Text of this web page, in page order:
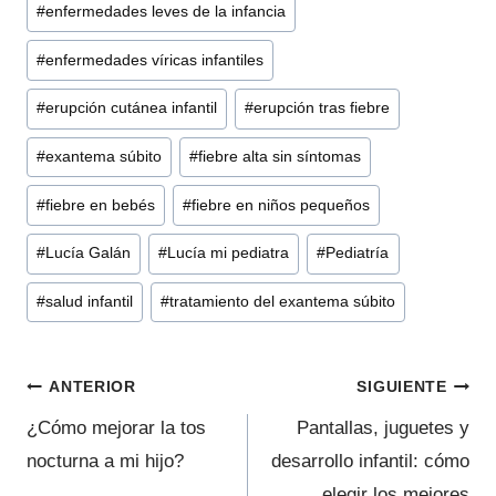
de
la
entrada:
#enfermedades leves de la infancia
#enfermedades víricas infantiles
#erupción cutánea infantil #erupción tras fiebre
#exantema súbito #fiebre alta sin síntomas
#fiebre en bebés #fiebre en niños pequeños
#Lucía Galán #Lucía mi pediatra #Pediatría
#salud infantil #tratamiento del exantema súbito
Navegación
de
entradas
ANTERIOR
¿Cómo mejorar la tos
nocturna a mi hijo?
SIGUIENTE
Pantallas, juguetes y
desarrollo infantil: cómo